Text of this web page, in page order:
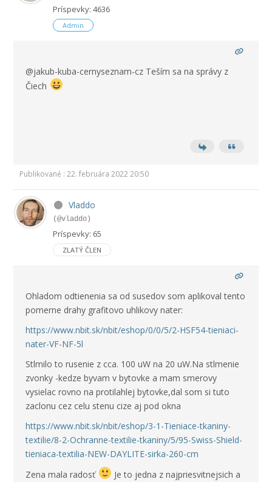
Príspevky: 4636
Admin
@jakub-kuba-cernyseznam-cz Teším sa na správy z
Čiech
Publikované : 22. februára 2022 20:50
Vladdo
(@vladdo)
Príspevky: 65
ZLATÝ ČLEN
Ohladom odtienenia sa od susedov som aplikoval tento
pomerne drahy grafitovo uhlikovy nater:
https://www.nbit.sk/nbit/eshop/0/0/5/2-HSF54-tieniaci-
nater-VF-NF-5l
Stlmilo to rusenie z cca. 100 uW na 20 uW.Na stlmenie
zvonky -kedze byvam v bytovke a mam smerovy
vysielac rovno na protilahlej bytovke,dal som si tuto
zaclonu cez celu stenu cize aj pod okna
https://www.nbit.sk/nbit/eshop/3-1-Tieniace-tkaniny-
textilie/8-2-Ochranne-textilie-tkaniny/5/95-Swiss-Shield-
tieniaca-textilia-NEW-DAYLITE-sirka-260-cm
Zena mala radosť
Je to jedna z najpriesvitnejsich a